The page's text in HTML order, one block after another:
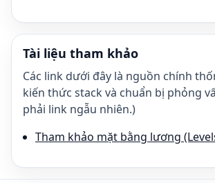
Tài liệu tham khảo
Các link dưới đây là nguồn chính
kiến thức stack và chuẩn bị phỏng
phải link ngẫu nhiên.)
Tham khảo mặt bằng lương